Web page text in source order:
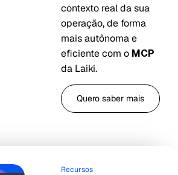
contexto real da sua
operação, de forma
mais autônoma e
eficiente com o MCP
da Laiki.
Quero saber mais
Recursos